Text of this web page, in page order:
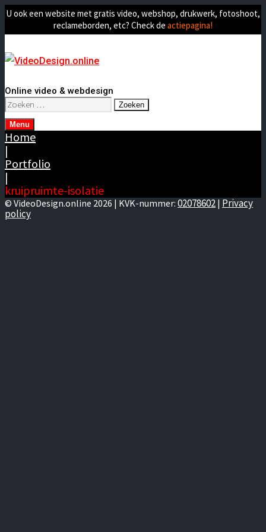
U ook een website met gratis video, webshop, drukwerk, fotoshoot,
reclameborden, etc? Check de actiepagina!
Online video & webdesign
Zoeken
naar:
Menu
Home
|
Portfolio
|
kruipruimte-isolatie
© VideoDesign.online 2026 | KVK-nummer: 02078602 | Privacy
policy